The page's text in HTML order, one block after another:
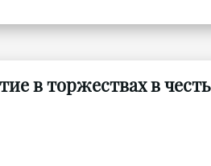
в торжествах в